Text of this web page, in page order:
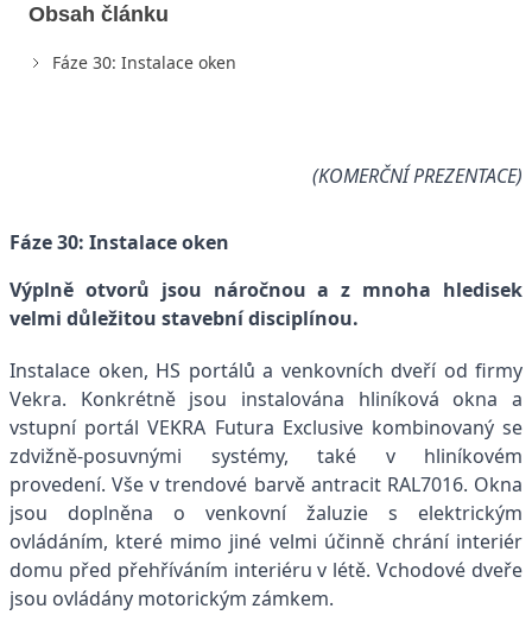
Obsah článku
Fáze 30: Instalace oken
(KOMERČNÍ PREZENTACE)
Fáze 30: Instalace oken
Výplně otvorů jsou náročnou a z mnoha hledisek
velmi důležitou stavební disciplínou.
Instalace oken, HS portálů a venkovních dveří od firmy
Vekra. Konkrétně jsou instalována hliníková okna a
vstupní portál VEKRA Futura Exclusive kombinovaný se
zdvižně-posuvnými systémy, také v hliníkovém
provedení. Vše v trendové barvě antracit RAL7016. Okna
jsou doplněna o venkovní žaluzie s elektrickým
ovládáním, které mimo jiné velmi účinně chrání interiér
domu před přehříváním interiéru v létě. Vchodové dveře
jsou ovládány motorickým zámkem.